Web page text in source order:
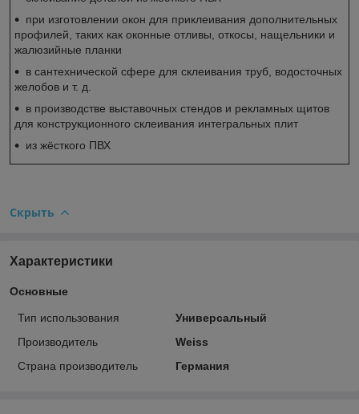
при изготовлении окон для приклеивания дополнительных
профилей, таких как оконные отливы, откосы, нащельники и
жалюзийные планки
в сантехнической сфере для склеивания труб, водосточных
желобов и т. д.
в производстве выставочных стендов и рекламных щитов
для конструкционного склеивания интегральных плит
из жёсткого ПВХ
Скрыть
Характеристики
Основные
Тип использования
Универсальный
Производитель
Weiss
Страна производитель
Германия